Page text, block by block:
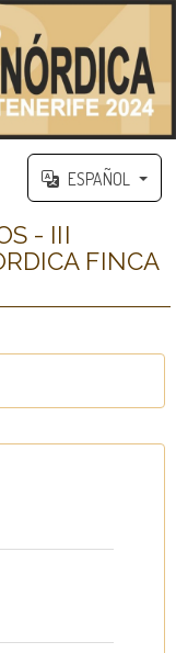
ESPAÑOL
- III
FINCA